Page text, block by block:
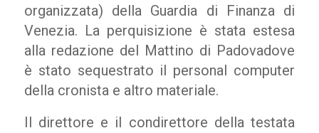
organizzata) della Guardia di Finanza di
Venezia. La perquisizione è stata estesa
alla redazione del Mattino di Padovadove
è stato sequestrato il personal computer
della cronista e altro materiale.
Il direttore e il condirettore della testata